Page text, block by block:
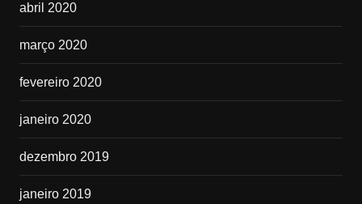
abril 2020
março 2020
fevereiro 2020
janeiro 2020
dezembro 2019
janeiro 2019